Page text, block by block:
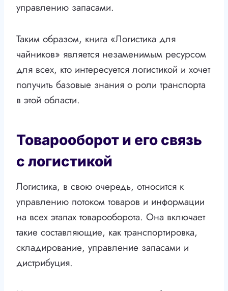
управлению запасами.
Таким образом, книга «Логистика для
чайников» является незаменимым ресурсом
для всех, кто интересуется логистикой и хочет
получить базовые знания о роли транспорта
в этой области.
Товарооборот и его связь
с логистикой
Логистика, в свою очередь, относится к
управлению потоком товаров и информации
на всех этапах товарооборота. Она включает
такие составляющие, как транспортировка,
складирование, управление запасами и
дистрибуция.